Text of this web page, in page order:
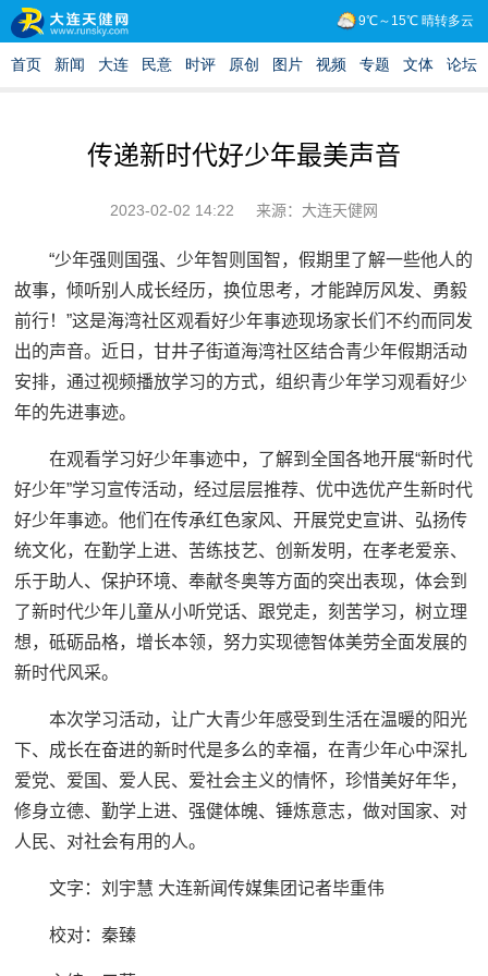
传递新时代好少年最美声音
2023-02-02 14:22 来源：大连天健网
“少年强则国强、少年智则国智，假期里了解一些他人的
故事，倾听别人成长经历，换位思考，才能踔厉风发、勇毅
前行！”这是海湾社区观看好少年事迹现场家长们不约而同发
出的声音。近日，甘井子街道海湾社区结合青少年假期活动
安排，通过视频播放学习的方式，组织青少年学习观看好少
年的先进事迹。
在观看学习好少年事迹中，了解到全国各地开展“新时代
好少年”学习宣传活动，经过层层推荐、优中选优产生新时代
好少年事迹。他们在传承红色家风、开展党史宣讲、弘扬传
统文化，在勤学上进、苦练技艺、创新发明，在孝老爱亲、
乐于助人、保护环境、奉献冬奥等方面的突出表现，体会到
了新时代少年儿童从小听党话、跟党走，刻苦学习，树立理
想，砥砺品格，增长本领，努力实现德智体美劳全面发展的
新时代风采。
本次学习活动，让广大青少年感受到生活在温暖的阳光
下、成长在奋进的新时代是多么的幸福，在青少年心中深扎
爱党、爱国、爱人民、爱社会主义的情怀，珍惜美好年华，
修身立德、勤学上进、强健体魄、锤炼意志，做对国家、对
人民、对社会有用的人。
文字：刘宇慧 大连新闻传媒集团记者毕重伟
校对：秦臻